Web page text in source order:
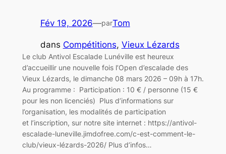
Fév 19, 2026—parTom
dans Compétitions, Vieux Lézards
Le club Antivol Escalade Lunéville est heureux
d’accueillir une nouvelle fois l’Open d’escalade des
Vieux Lézards, le dimanche 08 mars 2026 – 09h à 17h.
Au programme : Participation : 10 € / personne (15 €
pour les non licenciés) Plus d’informations sur
l’organisation, les modalités de participation
et l’inscription, sur notre site internet : https://antivol-
escalade-luneville.jimdofree.com/c-est-comment-le-
club/vieux-lézards-2026/ Plus d’infos…